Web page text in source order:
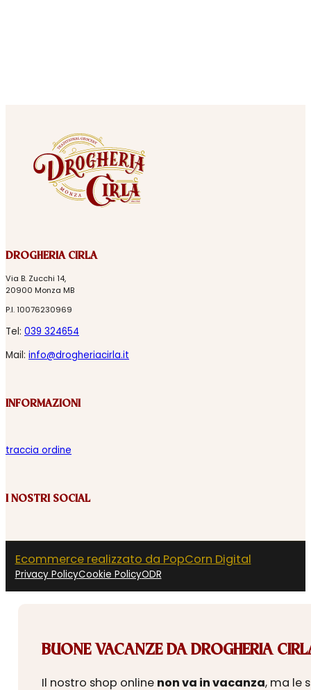
DROGHERIA CIRLA
Via B. Zucchi 14,
20900 Monza MB
P.I. 10076230969
Tel: 039 324654
Mail: info@drogheriacirla.it
INFORMAZIONI
traccia ordine
I NOSTRI SOCIAL
Ecommerce realizzato da PopCorn Digital
Privacy PolicyCookie PolicyODR
BUONE VACANZE DA DROGHERIA
Il nostro shop online non va in vacanza, ma le